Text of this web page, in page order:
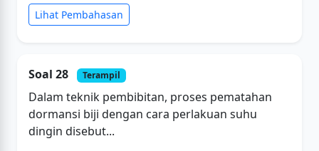
Lihat Pembahasan
Soal 28 Terampil
Dalam teknik pembibitan, proses pematahan
dormansi biji dengan cara perlakuan suhu
dingin disebut...